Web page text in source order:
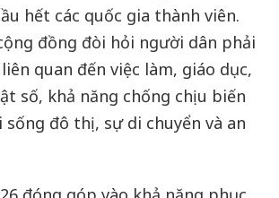
hết các quốc gia thành viên.
đồng đòi hỏi người dân phải
quan đến việc làm, giáo dục,
số, khả năng chống chịu biến
đô thị, sự di chuyển và an